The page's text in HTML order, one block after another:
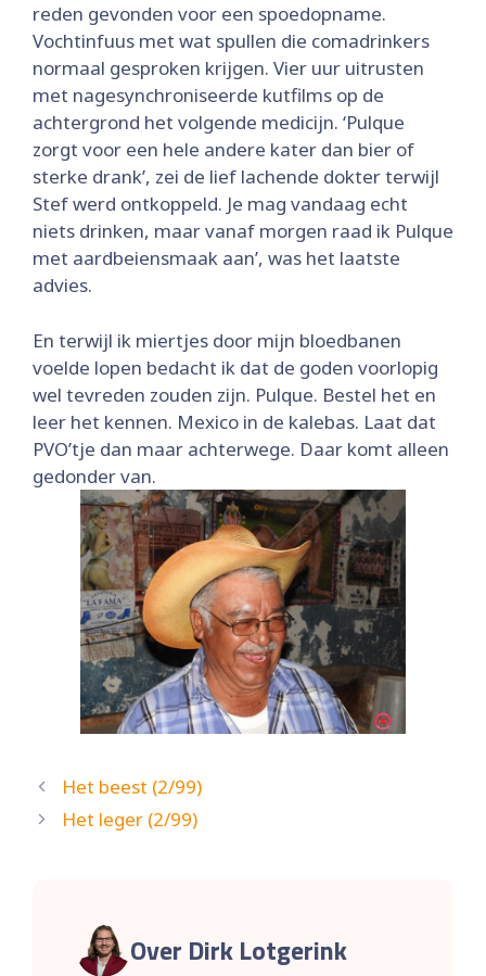
reden gevonden voor een spoedopname.
Vochtinfuus met wat spullen die comadrinkers
normaal gesproken krijgen. Vier uur uitrusten
met nagesynchroniseerde kutfilms op de
achtergrond het volgende medicijn. ‘Pulque
zorgt voor een hele andere kater dan bier of
sterke drank’, zei de lief lachende dokter terwijl
Stef werd ontkoppeld. Je mag vandaag echt
niets drinken, maar vanaf morgen raad ik Pulque
met aardbeiensmaak aan’, was het laatste
advies.
En terwijl ik miertjes door mijn bloedbanen
voelde lopen bedacht ik dat de goden voorlopig
wel tevreden zouden zijn. Pulque. Bestel het en
leer het kennen. Mexico in de kalebas. Laat dat
PVO’tje dan maar achterwege. Daar komt alleen
gedonder van.
Het beest (2/99)
Het leger (2/99)
Over Dirk Lotgerink